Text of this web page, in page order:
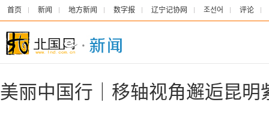
首页 新闻 地方新闻 数字报 辽宁记协网 조선어 评论
美丽中国行｜移轴视角邂逅昆明